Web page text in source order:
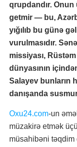
qrupdandır.
getmir — bu,
yığılıb bu günə
vurulmasıdır.
missiyası,
dünyasının
Salayev bunların
danışanda
Oxu24.com-un
müzakirə etmək
müsahibəni təqdim